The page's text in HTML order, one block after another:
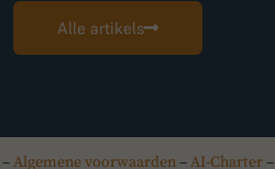
Alle artikels
–Algemene voorwaarden–AI-Charter–